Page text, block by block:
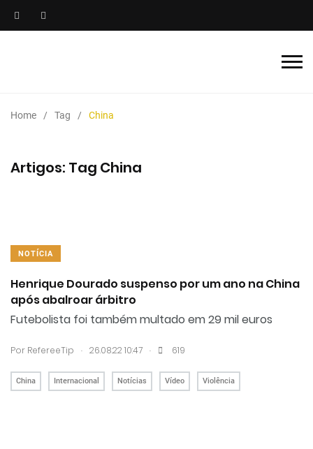
Home Tag China
Artigos: Tag China
NOTÍCIA
Henrique Dourado suspenso por um ano na China
após abalroar árbitro
Futebolista foi também multado em 29 mil euros
Por RefereeTip . 26.08.22 10:47 . 619
China Internacional Notícias Vídeo Violência